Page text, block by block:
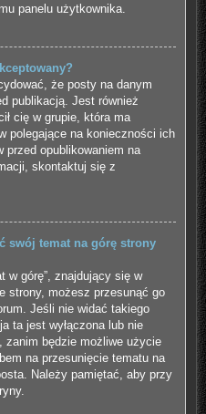
panelu użytkownika.
że posty na danym
publikacją. Jest również
cię w grupie, która ma
polegające na konieczności ich
przed opublikowaniem na
skontaktuj się z
swój temat na górę strony
w górę”, znajdujący się w
strony, możesz przesunąć go
Jeśli nie widać takiego
ta jest wyłączona lub nie
zanim będzie możliwe użycie
na przesunięcie tematu na
Należy pamiętać, aby przy